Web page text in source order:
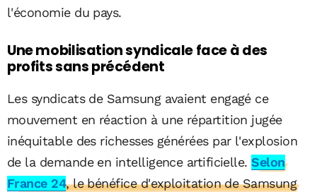
l'économie du pays.
Une mobilisation syndicale face à des
profits sans précédent
Les syndicats de Samsung avaient engagé ce
mouvement en réaction à une répartition jugée
inéquitable des richesses générées par l'explosion
de la demande en intelligence artificielle. Selon
France 24, le bénéfice d'exploitation de Samsung